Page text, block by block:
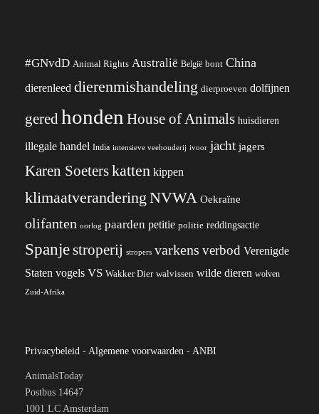
#GNvdD Animal Rights Australië België bont China
dierenleed dierenmishandeling dierproeven dolfijnen
gered honden House of Animals huisdieren
illegale handel India intensieve veehouderij ivoor jacht jagers
Karen Soeterskatten kippen
klimaatverandering NVWA Oekraïne
olifanten oorlog paarden petitie politie reddingsactie
Spanjestroperij stropers varkens verbod Verenigde
Staten vogels VS Wakker Dier walvissen wilde dieren wolven
Zuid-Afrika
Privacybeleid - Algemene voorwaarden - ANBI
AnimalsToday
Postbus 14647
1001 LC Amsterdam